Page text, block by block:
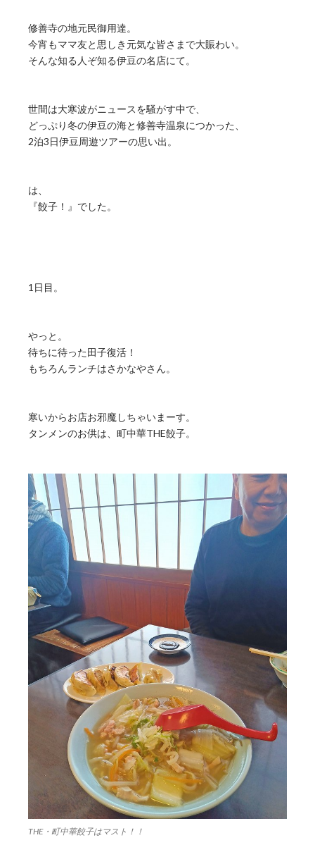
修善寺の地元民御用達。
今宵もママ友と思しき元気な皆さまで大賑わい。
そんな知る人ぞ知る伊豆の名店にて。
世間は大寒波がニュースを騒がす中で、
どっぷり冬の伊豆の海と修善寺温泉につかった、
2泊3日伊豆周遊ツアーの思い出。
は、
『餃子！』でした。
1日目。
やっと。
待ちに待った田子復活！
もちろんランチはさかなやさん。
寒いからお店お邪魔しちゃいまーす。
タンメンのお供は、町中華THE餃子。
THE・町中華餃子はマスト！！